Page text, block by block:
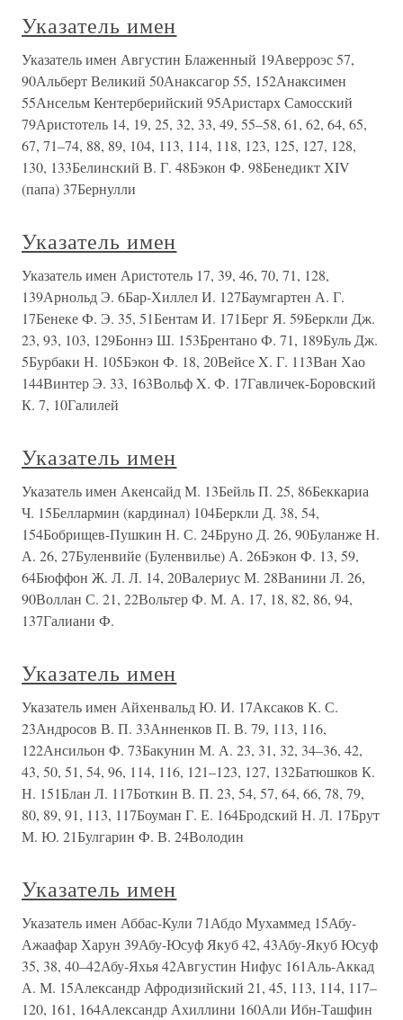
Указатель имен
Указатель имен Августин Блаженный 19Аверроэс 57,
90Альберт Великий 50Анаксагор 55, 152Анаксимен
55Ансельм Кентерберийский 95Аристарх Самосский
79Аристотель 14, 19, 25, 32, 33, 49, 55–58, 61, 62, 64, 65,
67, 71–74, 88, 89, 104, 113, 114, 118, 123, 125, 127, 128,
130, 133Белинский В. Г. 48Бэкон Ф. 98Бенедикт XIV
(папа) 37Бернулли
Указатель имен
Указатель имен Аристотель 17, 39, 46, 70, 71, 128,
139Арнольд Э. 6Бар-Хиллел И. 127Баумгартен А. Г.
17Бенеке Ф. Э. 35, 51Бентам И. 171Берг Я. 59Беркли Дж.
23, 93, 103, 129Боннэ Ш. 153Брентано Ф. 71, 189Буль Дж.
5Бурбаки Н. 105Бэкон Ф. 18, 20Вейсе X. Г. 113Ван Хао
144Винтер Э. 33, 163Вольф X. Ф. 17Гавличек-Боровский
К. 7, 10Галилей
Указатель имен
Указатель имен Акенсайд М. 13Бейль П. 25, 86Беккариа
Ч. 15Беллармин (кардинал) 104Беркли Д. 38, 54,
154Бобрищев-Пушкин Н. С. 24Бруно Д. 26, 90Буланже Н.
А. 26, 27Буленвийе (Буленвилье) А. 26Бэкон Ф. 13, 59,
64Бюффон Ж. Л. Л. 14, 20Валериус М. 28Ванини Л. 26,
90Воллан С. 21, 22Вольтер Ф. М. А. 17, 18, 82, 86, 94,
137Галиани Ф.
Указатель имен
Указатель имен Айхенвальд Ю. И. 17Аксаков К. С.
23Андросов В. П. 33Анненков П. В. 79, 113, 116,
122Ансильон Ф. 73Бакунин М. А. 23, 31, 32, 34–36, 42,
43, 50, 51, 54, 96, 114, 116, 121–123, 127, 132Батюшков К.
Н. 151Блан Л. 117Боткин В. П. 23, 54, 57, 64, 66, 78, 79,
80, 89, 91, 113, 117Боуман Г. Е. 164Бродский Н. Л. 17Брут
М. Ю. 21Булгарин Ф. В. 24Володин
Указатель имен
Указатель имен Аббас-Кули 71Абдо Мухаммед 15Абу-
Ажаафар Харун 39Абу-Юсуф Якуб 42, 43Абу-Якуб Юсуф
35, 38, 40–42Абу-Яхья 42Августин Нифус 161Аль-Аккад
А. М. 15Александр Афродизийский 21, 45, 113, 114, 117–
120, 161, 164Александр Ахиллини 160Али Ибн-Ташфин